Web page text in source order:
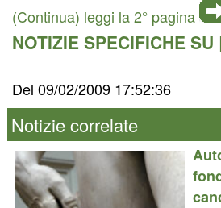
(Continua) leggi la 2° pagina
NOTIZIE SPECIFICHE SU |
Del 09/02/2009 17:52:36
Notizie correlate